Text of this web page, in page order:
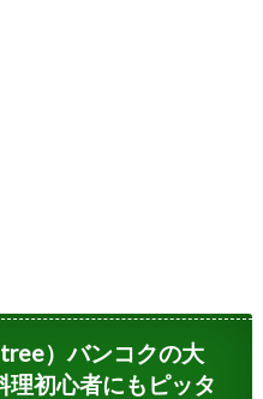
）バンコクの大
理初心者にもピッタ